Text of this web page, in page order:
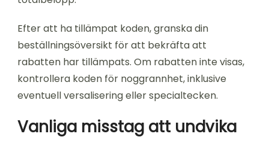
Efter att ha tillämpat koden, granska din
beställningsöversikt för att bekräfta att
rabatten har tillämpats. Om rabatten inte visas,
kontrollera koden för noggrannhet, inklusive
eventuell versalisering eller specialtecken.
Vanliga misstag att undvika